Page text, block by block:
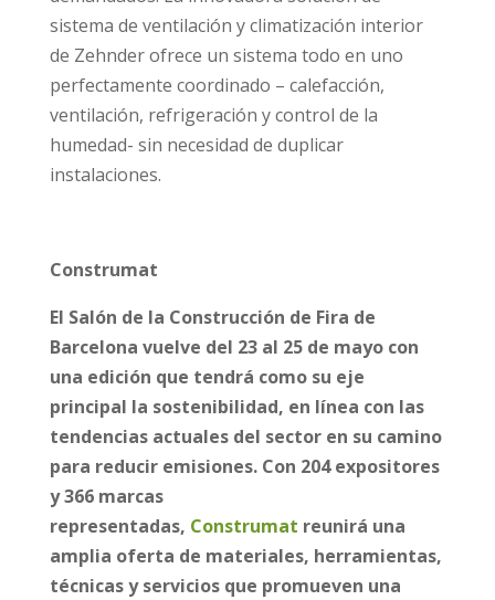
sistema de ventilación y climatización interior
de Zehnder ofrece un sistema todo en uno
perfectamente coordinado – calefacción,
ventilación, refrigeración y control de la
humedad- sin necesidad de duplicar
instalaciones.
Construmat
El Salón de la Construcción de Fira de
Barcelona vuelve del 23 al 25 de mayo con
una edición que tendrá como su eje
principal la sostenibilidad, en línea con las
tendencias actuales del sector en su camino
para reducir emisiones. Con 204 expositores
y 366 marcas
representadas, Construmat reunirá una
amplia oferta de materiales, herramientas,
técnicas y servicios que promueven una